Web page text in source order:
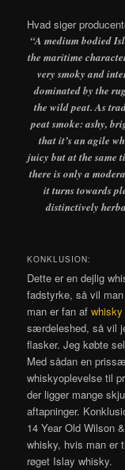
Hvad siger
“A medium bodied
the maritime
very smoky and
dominated by the
the wild peat. As
peat smoke: ashy,
that it’s an agile
juicy but at the same
there is only a
it turns towards
distinctively
KONKLUSION:
Dette er en dejlig
fadstyrke, så vil
man er fan af
særdeleshed, så vil
flasker. Jeg købte
Med sådan en
whiskyoplevelse til
der ligger mange
aftapninger.
14 Year Old Wilson
whisky, hvis man er
røget Islay whisky.